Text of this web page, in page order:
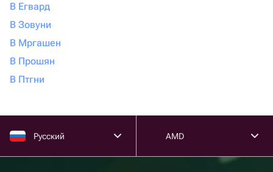
В Егвард
В Зовуни
В Мргашен
В Прошян
В Птгни
Русский AMD